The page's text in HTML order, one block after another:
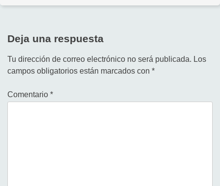
Deja una respuesta
Tu dirección de correo electrónico no será publicada. Los
campos obligatorios están marcados con *
Comentario *